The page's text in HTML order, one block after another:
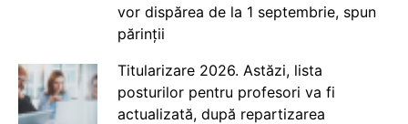
vor dispărea de la 1 septembrie, spun
părinții
Titularizare 2026. Astăzi, lista
posturilor pentru profesori va fi
actualizată, după repartizarea